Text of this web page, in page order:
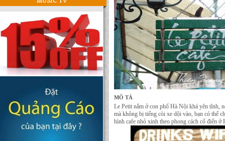
MÔ TẢ
Le Petit nằm ở con phố Hà Nội khá yên tĩnh,
mà không bị tiếng còi xe dội vào, bạn có thể
hình cafe nhỏ xinh theo phong cách cổ điển ở